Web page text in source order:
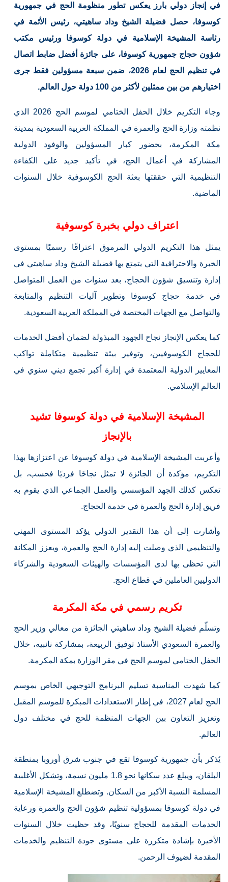
في إنجاز دولي بارز يعكس تطور منظومة الحج في جمهورية
كوسوفا، حصل فضيلة الشيخ وداد ساهيتي، رئيس الأئمة في
رئاسة المشيخة الإسلامية في دولة كوسوفا ورئيس مكتب
شؤون حجاج جمهورية كوسوفا، على جائزة أفضل ضابط اتصال
في تنظيم الحج لعام 2026، ضمن سبعة مسؤولين فقط جرى
اختيارهم من بين ممثلين لأكثر من 100 دولة حول العالم.
وجاء التكريم خلال الحفل الختامي لموسم الحج 2026 الذي
نظمته وزارة الحج والعمرة في المملكة العربية السعودية بمدينة
مكة المكرمة، بحضور كبار المسؤولين والوفود الدولية
المشاركة في أعمال الحج، في تأكيد جديد على الكفاءة
التنظيمية التي حققتها بعثة الحج الكوسوفية خلال السنوات
الماضية.
اعتراف دولي بخبرة كوسوفية
يمثل هذا التكريم الدولي المرموق اعترافًا رسميًا بمستوى
الخبرة والاحترافية التي يتمتع بها فضيلة الشيخ وداد ساهيتي في
إدارة وتنسيق شؤون الحجاج، بعد سنوات من العمل المتواصل
في خدمة حجاج كوسوفا وتطوير آليات التنظيم والمتابعة
والتواصل مع الجهات المختصة في المملكة العربية السعودية.
كما يعكس الإنجاز نجاح الجهود المبذولة لضمان أفضل الخدمات
للحجاج الكوسوفيين، وتوفير بيئة تنظيمية متكاملة تواكب
المعايير الدولية المعتمدة في إدارة أكبر تجمع ديني سنوي في
العالم الإسلامي.
المشيخة الإسلامية في دولة كوسوفا تشيد
بالإنجاز
وأعربت المشيخة الإسلامية في دولة كوسوفا عن اعتزازها بهذا
التكريم، مؤكدة أن الجائزة لا تمثل نجاحًا فرديًا فحسب، بل
تعكس كذلك الجهد المؤسسي والعمل الجماعي الذي يقوم به
فريق إدارة الحج والعمرة في خدمة الحجاج.
وأشارت إلى أن هذا التقدير الدولي يؤكد المستوى المهني
والتنظيمي الذي وصلت إليه إدارة الحج والعمرة، ويعزز المكانة
التي تحظى بها لدى المؤسسات والهيئات السعودية والشركاء
الدوليين العاملين في قطاع الحج.
تكريم رسمي في مكة المكرمة
وتسلّم فضيلة الشيخ وداد ساهيتي الجائزة من معالي وزير الحج
والعمرة السعودي الأستاذ توفيق الربيعة، بمشاركة نائبيه، خلال
الحفل الختامي لموسم الحج في مقر الوزارة بمكة المكرمة.
كما شهدت المناسبة تسليم البرنامج التوجيهي الخاص بموسم
الحج لعام 2027، في إطار الاستعدادات المبكرة للموسم المقبل
وتعزيز التعاون بين الجهات المنظمة للحج في مختلف دول
العالم.
يُذكر بأن جمهورية كوسوفا تقع في جنوب شرق أوروبا بمنطقة
البلقان، ويبلغ عدد سكانها نحو 1.8 مليون نسمة، وتشكل الأغلبية
المسلمة النسبة الأكبر من السكان. وتضطلع المشيخة الإسلامية
في دولة كوسوفا بمسؤولية تنظيم شؤون الحج والعمرة ورعاية
الخدمات المقدمة للحجاج سنويًا، وقد حظيت خلال السنوات
الأخيرة بإشادة متكررة على مستوى جودة التنظيم والخدمات
المقدمة لضيوف الرحمن.